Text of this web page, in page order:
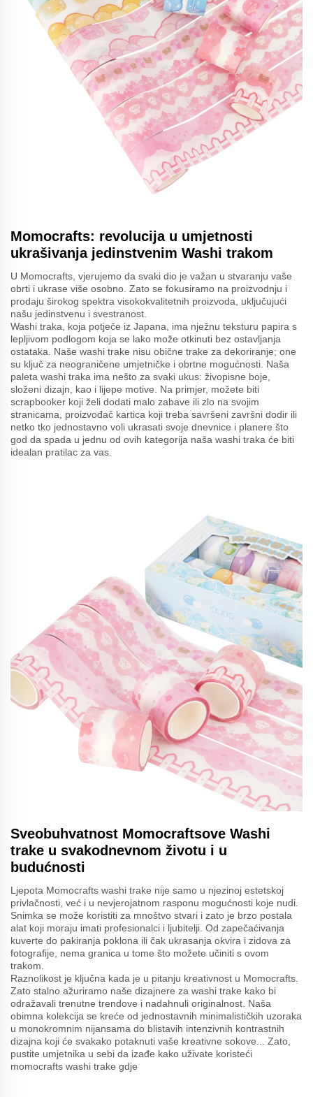
Momocrafts: revolucija u umjetnosti
ukrašivanja jedinstvenim Washi trakom
U Momocrafts, vjerujemo da svaki dio je važan u stvaranju vaše
obrti i ukrase više osobno. Zato se fokusiramo na proizvodnju i
prodaju širokog spektra visokokvalitetnih proizvoda, uključujući
našu jedinstvenu i svestranost.
Washi traka, koja potječe iz Japana, ima nježnu teksturu papira s
lepljivom podlogom koja se lako može otkinuti bez ostavljanja
ostataka. Naše washi trake nisu obične trake za dekoriranje; one
su ključ za neograničene umjetničke i obrtne mogućnosti. Naša
paleta washi traka ima nešto za svaki ukus: živopisne boje,
složeni dizajn, kao i lijepe motive. Na primjer, možete biti
scrapbooker koji želi dodati malo zabave ili zlo na svojim
stranicama, proizvođač kartica koji treba savršeni završni dodir ili
netko tko jednostavno voli ukrasati svoje dnevnice i planere što
god da spada u jednu od ovih kategorija naša washi traka će biti
idealan pratilac za vas.
Sveobuhvatnost Momocraftsove Washi
trake u svakodnevnom životu i u
budućnosti
Ljepota Momocrafts washi trake nije samo u njezinoj estetskoj
privlačnosti, već i u nevjerojatnom rasponu mogućnosti koje nudi.
Snimka se može koristiti za mnoštvo stvari i zato je brzo postala
alat koji moraju imati profesionalci i ljubitelji. Od zapečaćivanja
kuverte do pakiranja poklona ili čak ukrasanja okvira i zidova za
fotografije, nema granica u tome što možete učiniti s ovom
trakom.
Raznolikost je ključna kada je u pitanju kreativnost u Momocrafts.
Zato stalno ažuriramo naše dizajnere za washi trake kako bi
odražavali trenutne trendove i nadahnuli originalnost. Naša
obimna kolekcija se kreće od jednostavnih minimalističkih uzoraka
u monokromnim nijansama do blistavih intenzivnih kontrastnih
dizajna koji će svakako potaknuti vaše kreativne sokove... Zato,
pustite umjetnika u sebi da izađe kako uživate koristeći
momocrafts washi trake gdje